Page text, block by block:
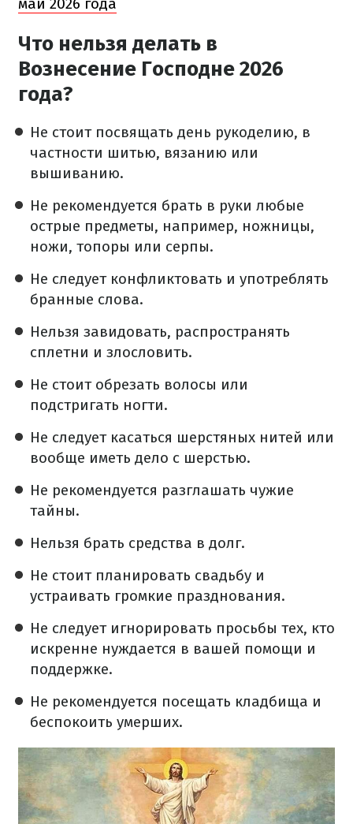
Что нельзя делать в
Вознесение Господне 2026
года?
Не стоит посвящать день рукоделию, в
частности шитью, вязанию или
вышиванию.
Не рекомендуется брать в руки любые
острые предметы, например, ножницы,
ножи, топоры или серпы.
Не следует конфликтовать и употреблять
бранные слова.
Нельзя завидовать, распространять
сплетни и злословить.
Не стоит обрезать волосы или
подстригать ногти.
Не следует касаться шерстяных нитей или
вообще иметь дело с шерстью.
Не рекомендуется разглашать чужие
тайны.
Нельзя брать средства в долг.
Не стоит планировать свадьбу и
устраивать громкие празднования.
Не следует игнорировать просьбы тех, кто
искренне нуждается в вашей помощи и
поддержке.
Не рекомендуется посещать кладбища и
беспокоить умерших.